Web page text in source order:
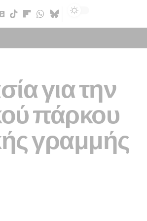
για την
πάρκου
γραμμής